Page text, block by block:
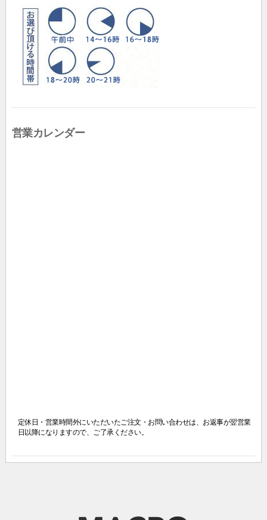
営業カレンダー
定休日・営業時間外にいただいたご注文・お問い合わせは、 お返事が翌営業
日以降になりますので、ご了承ください。